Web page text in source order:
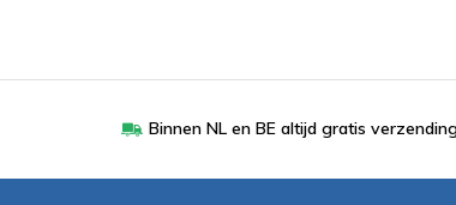
Binnen NL en BE altijd gratis